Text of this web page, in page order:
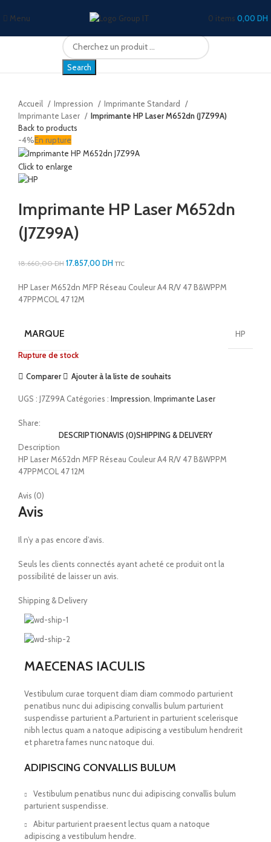
Menu 0 items 0,00 DH
Search
Accueil Impression
Imprimante Standard
Imprimante Laser
Imprimante HP Laser M652dn (J7Z99A)
Back to products
-4%En rupture
Click to enlarge
Imprimante HP Laser M652dn
(J7Z99A)
18.660,00DH 17.857,00DH TTC
HP Laser M652dn MFP Réseau Couleur A4 R/V 47 B&WPPM
47PPMCOL 47 12M
MARQUE HP
Rupture de stock
Comparer Ajouter à la liste de souhaits
UGS : J7Z99A Catégories : Impression, Imprimante Laser
Share:
DESCRIPTIONAVIS (0)SHIPPING & DELIVERY
Description
HP Laser M652dn MFP Réseau Couleur A4 R/V 47 B&WPPM
47PPMCOL 47 12M
Avis (0)
Avis
Il n’y a pas encore d’avis.
Seuls les clients connectés ayant acheté ce produit ont la
possibilité de laisser un avis.
Shipping & Delivery
MAECENAS IACULIS
Vestibulum curae torquent diam diam commodo parturient
penatibus nunc dui adipiscing convallis bulum parturient
suspendisse parturient a.Parturient in parturient scelerisque
nibh lectus quam a natoque adipiscing a vestibulum hendrerit
et pharetra fames nunc natoque dui.
ADIPISCING CONVALLIS BULUM
Vestibulum penatibus nunc dui adipiscing convallis bulum
parturient suspendisse.
Abitur parturient praesent lectus quam a natoque
adipiscing a vestibulum hendre.